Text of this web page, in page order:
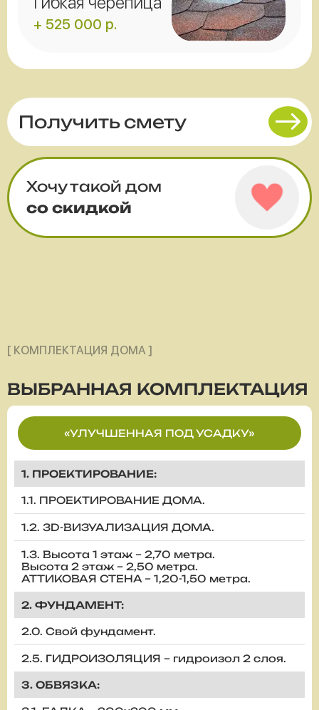
+ 525 000 р.
Получить смету
Хочу такой дом
со скидкой
[ КОМПЛЕКТАЦИЯ ДОМА ]
ВЫБРАННАЯ КОМПЛЕКТАЦИЯ
«УЛУЧШЕННАЯ ПОД УСАДКУ»
1. ПРОЕКТИРОВАНИЕ:
1.1. ПРОЕКТИРОВАНИЕ ДОМА.
1.2. 3D-ВИЗУАЛИЗАЦИЯ ДОМА.
1.3. Высота 1 этаж – 2,70 метра.
Высота 2 этаж – 2,50 метра.
АТТИКОВАЯ СТЕНА – 1,20-1,50 метра.
2. ФУНДАМЕНТ:
2.0. Свой фундамент.
2.5. ГИДРОИЗОЛЯЦИЯ – гидроизол 2 слоя.
3. ОБВЯЗКА: